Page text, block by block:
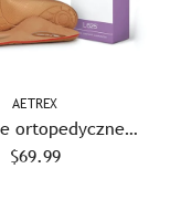
AETREX
ortopedyczne
L625 Casual
$69.99